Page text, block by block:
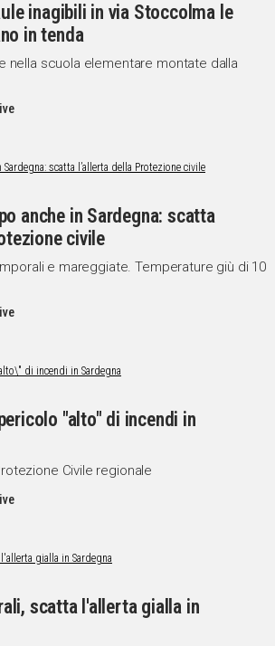
inagibili in via Stoccolma le
in tenda
nella scuola elementare montate dalla
anche in Sardegna: scatta
civile
e mareggiate. Temperature giù di 10
"alto" di incendi in
Civile regionale
scatta l'allerta gialla in